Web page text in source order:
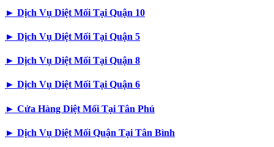
► Dịch Vụ Diệt Mối Tại Quận 10
► Dịch Vụ Diệt Mối Tại Quận 5
► Dịch Vụ Diệt Mối Tại Quận 8
► Dịch Vụ Diệt Mối Tại Quận 6
► Cửa Hàng Diệt Mối Tại Tân Phú
► Dịch Vụ Diệt Mối Quận Tại Tân Bình